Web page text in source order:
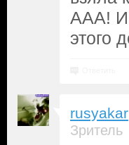
ААА! И
этого
rusyakar
Зритель